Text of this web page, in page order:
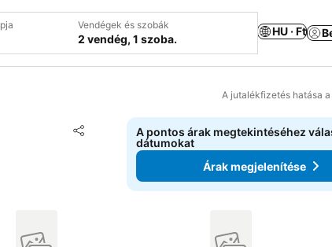
Vendégek és szobák
2 vendég, 1 szoba.
HU · Ft
A jutalékfizetés hatása
Megosztás
Hozzáadás a kedvencekhez
A pontos árak megtekintéséhez
dátumokat
Árak megjelenítése